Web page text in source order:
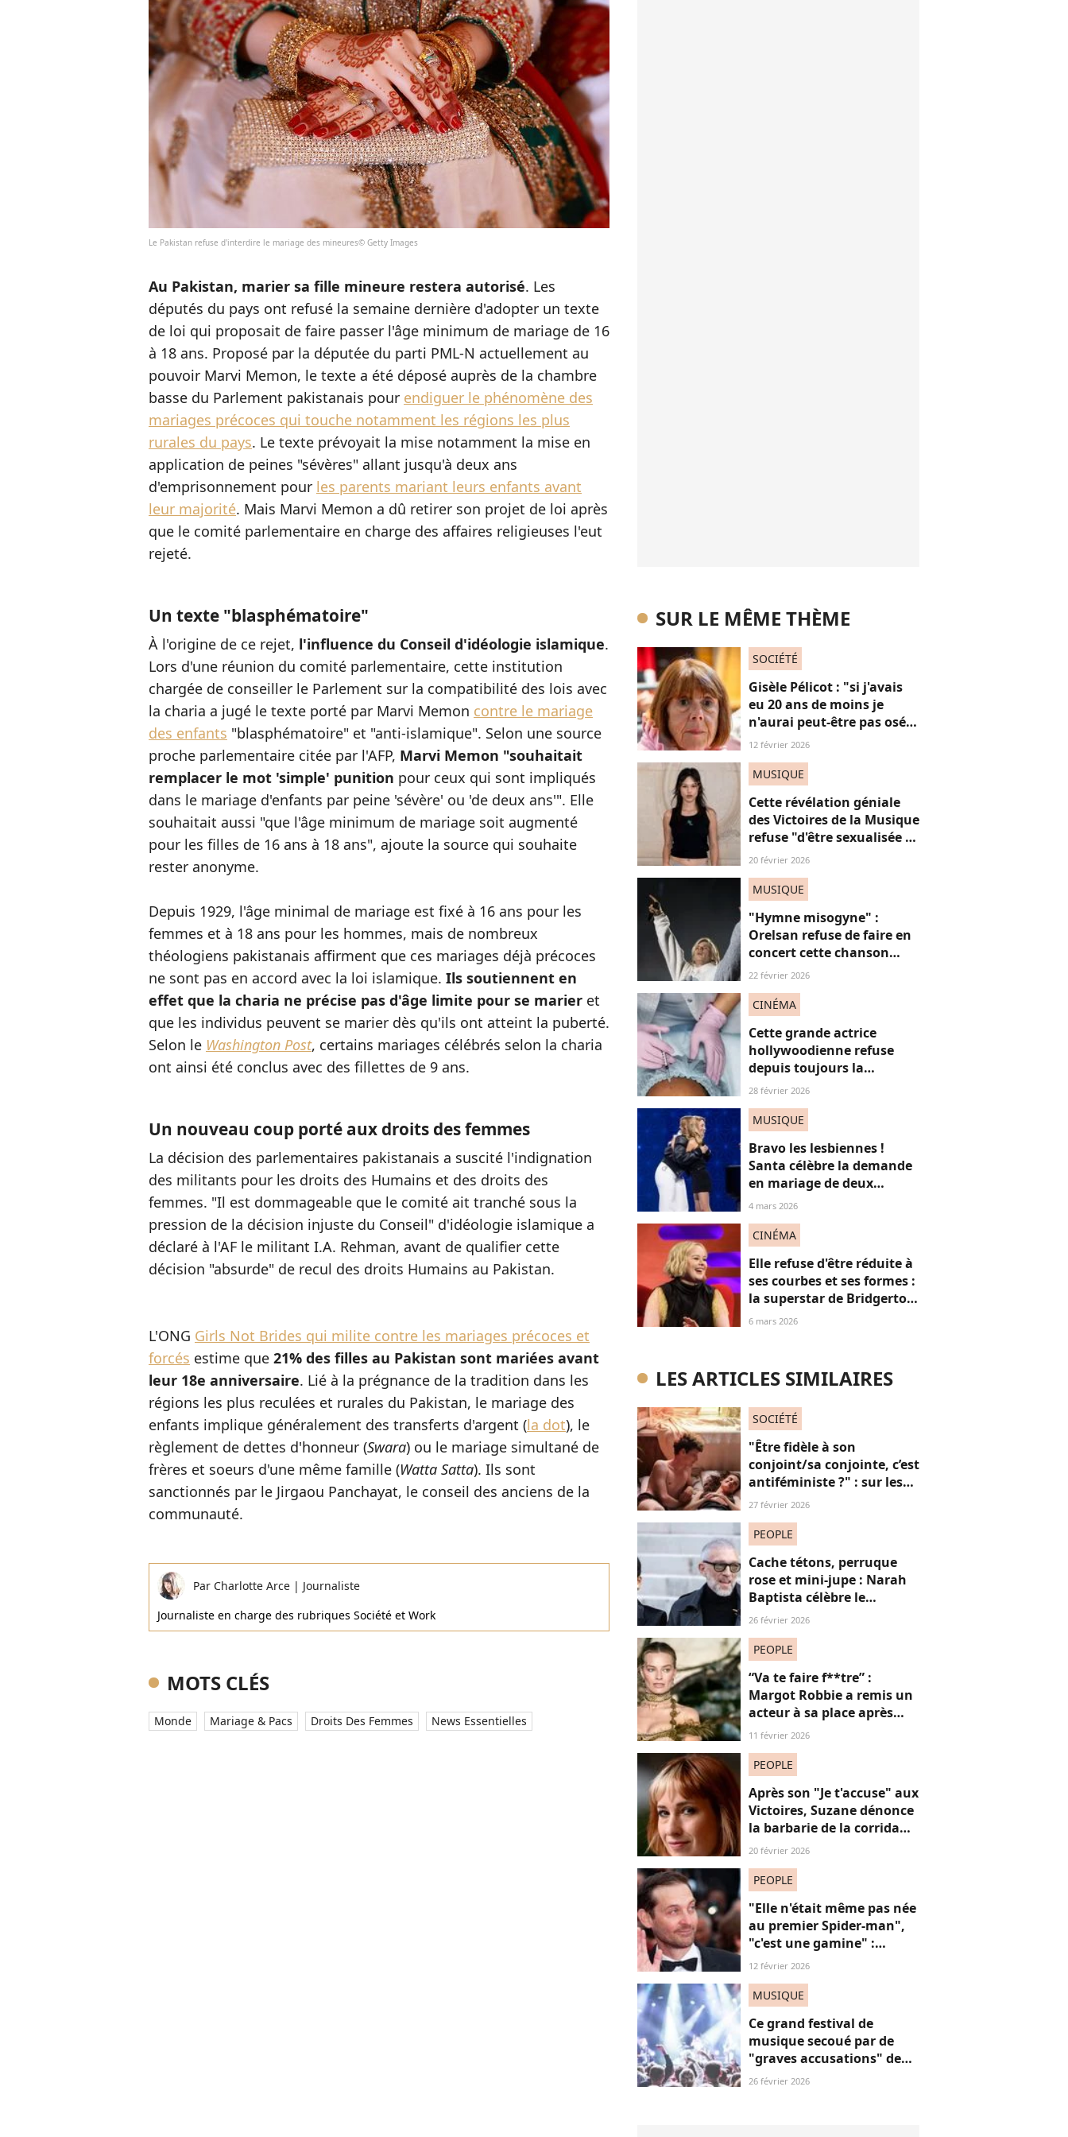
Le Pakistan refuse d'interdire le mariage des mineures© Getty Images
Au Pakistan, marier sa fille mineure restera autorisé. Les
députés du pays ont refusé la semaine dernière d'adopter un texte
de loi qui proposait de faire passer l'âge minimum de mariage de 16
à 18 ans. Proposé par la députée du parti PML-N actuellement au
pouvoir Marvi Memon, le texte a été déposé auprès de la chambre
basse du Parlement pakistanais pour endiguer le phénomène des
mariages précoces qui touche notamment les régions les plus
rurales du pays. Le texte prévoyait la mise notamment la mise en
application de peines "sévères" allant jusqu'à deux ans
d'emprisonnement pour les parents mariant leurs enfants avant
leur majorité. Mais Marvi Memon a dû retirer son projet de loi après
que le comité parlementaire en charge des affaires religieuses l'eut
rejeté.
Un texte "blasphématoire"
À l'origine de ce rejet, l'influence du Conseil d'idéologie islamique.
Lors d'une réunion du comité parlementaire, cette institution
chargée de conseiller le Parlement sur la compatibilité des lois avec
la charia a jugé le texte porté par Marvi Memon contre le mariage
des enfants "blasphématoire" et "anti-islamique". Selon une source
proche parlementaire citée par l'AFP, Marvi Memon "souhaitait
remplacer le mot 'simple' punition pour ceux qui sont impliqués
dans le mariage d'enfants par peine 'sévère' ou 'de deux ans'". Elle
souhaitait aussi "que l'âge minimum de mariage soit augmenté
pour les filles de 16 ans à 18 ans", ajoute la source qui souhaite
rester anonyme.
Depuis 1929, l'âge minimal de mariage est fixé à 16 ans pour les
femmes et à 18 ans pour les hommes, mais de nombreux
théologiens pakistanais affirment que ces mariages déjà précoces
ne sont pas en accord avec la loi islamique. Ils soutiennent en
effet que la charia ne précise pas d'âge limite pour se marier et
que les individus peuvent se marier dès qu'ils ont atteint la puberté.
Selon le Washington Post, certains mariages célébrés selon la charia
ont ainsi été conclus avec des fillettes de 9 ans.
Un nouveau coup porté aux droits des femmes
La décision des parlementaires pakistanais a suscité l'indignation
des militants pour les droits des Humains et des droits des
femmes. "Il est dommageable que le comité ait tranché sous la
pression de la décision injuste du Conseil" d'idéologie islamique a
déclaré à l'AF le militant I.A. Rehman, avant de qualifier cette
décision "absurde" de recul des droits Humains au Pakistan.
L'ONG Girls Not Brides qui milite contre les mariages précoces et
forcés estime que 21% des filles au Pakistan sont mariées avant
leur 18e anniversaire. Lié à la prégnance de la tradition dans les
régions les plus reculées et rurales du Pakistan, le mariage des
enfants implique généralement des transferts d'argent (la dot), le
règlement de dettes d'honneur (Swara) ou le mariage simultané de
frères et soeurs d'une même famille (Watta Satta). Ils sont
sanctionnés par le Jirgaou Panchayat, le conseil des anciens de la
communauté.
Par Charlotte Arce | Journaliste
Journaliste en charge des rubriques Société et Work
MOTS CLÉS
Monde Mariage & Pacs Droits Des Femmes News Essentielles
SUR LE MÊME THÈME
SOCIÉTÉ
Gisèle Pélicot : "si j'avais
eu 20 ans de moins je
n'aurai peut-être pas osé
refuser le huis-clos"
12 février 2026
MUSIQUE
Cette révélation géniale
des Victoires de la Musique
refuse "d'être sexualisée et
soumise" et vénère
Despentes"
20 février 2026
MUSIQUE
"Hymne misogyne" :
Orelsan refuse de faire en
concert cette chanson
très, très controversée
22 février 2026
CINÉMA
Cette grande actrice
hollywoodienne refuse
depuis toujours la
chirurgie, mais pourquoi ?
28 février 2026
MUSIQUE
Bravo les lesbiennes !
Santa célèbre la demande
en mariage de deux
femmes en plein concert
4 mars 2026
CINÉMA
Elle refuse d'être réduite à
ses courbes et ses formes :
la superstar de Bridgerton
"se fout" du "body
6 mars 2026
LES ARTICLES SIMILAIRES
SOCIÉTÉ
"Être fidèle à son
conjoint/sa conjointe, c’est
antiféministe ?" : sur les
réseaux sociaux, cette
27 février 2026
PEOPLE
Cache tétons, perruque
rose et mini-jupe : Narah
Baptista célèbre le
carnaval de Rio avec son
de 30 ans son aîné
26 février 2026
PEOPLE
“Va te faire f**tre” :
Margot Robbie a remis un
acteur à sa place après
qu’il lui a conseillé de
11 février 2026
PEOPLE
Après son "Je t'accuse" aux
Victoires, Suzane dénonce
la barbarie de la corrida
avec cette reprise iconique
20 février 2026
PEOPLE
"Elle n'était même pas née
au premier Spider-man",
"c'est une gamine" :
l'apparition de cet acteur
ans de moins que lui
12 février 2026
MUSIQUE
Ce grand festival de
musique secoué par de
"graves accusations" de
violences sexistes et
26 février 2026